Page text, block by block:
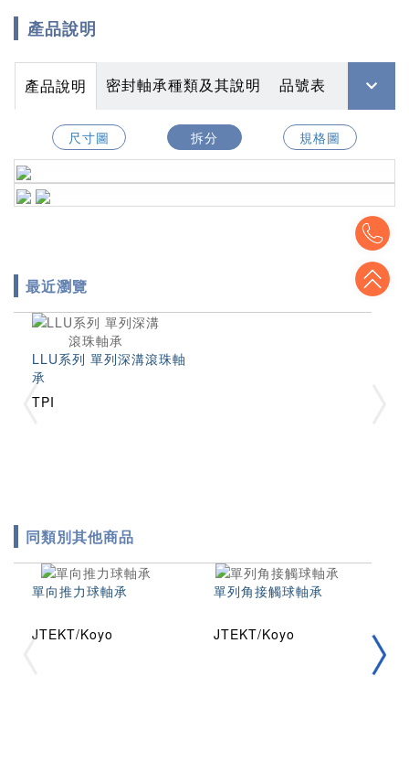
產品說明
產品說明 密封軸承種類及其說明 品號表
尺寸圖 拆分 規格圖
最近瀏覽
LLU系列 單列深溝滾珠軸
承
TPI
同類別其他商品
單向推力球軸承
JTEKT/Koyo
單列角接觸球軸承
JTEKT/Koyo